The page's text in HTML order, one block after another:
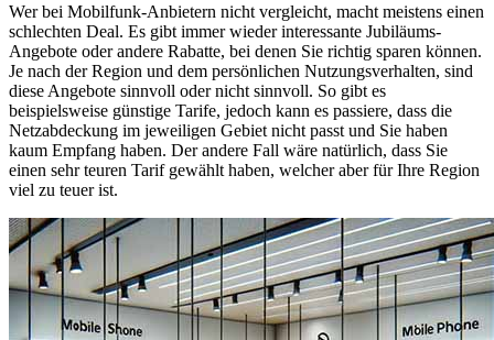
Wer bei Mobilfunk-Anbietern nicht vergleicht, macht meistens einen
schlechten Deal. Es gibt immer wieder interessante Jubiläums-
Angebote oder andere Rabatte, bei denen Sie richtig sparen können.
Je nach der Region und dem persönlichen Nutzungsverhalten, sind
diese Angebote sinnvoll oder nicht sinnvoll. So gibt es
beispielsweise günstige Tarife, jedoch kann es passiere, dass die
Netzabdeckung im jeweiligen Gebiet nicht passt und Sie haben
kaum Empfang haben. Der andere Fall wäre natürlich, dass Sie
einen sehr teuren Tarif gewählt haben, welcher aber für Ihre Region
viel zu teuer ist.